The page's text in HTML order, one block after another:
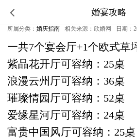
婚宴攻略
茶园新装婚礼堂，超出
所属分类： 婚庆指南 相关来源：欣婚网 日期：
一共7个宴会厅+1个欧式草
紫晶花开厅可容纳：25桌
浪漫云州厅可容纳：36桌
璀璨情园厅可容纳：52桌
爱缘星河厅可容纳：24桌
富贵中国风厅可容纳：25桌